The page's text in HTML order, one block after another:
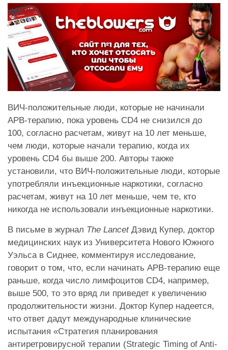
ВИЧ-положительные люди, которые не начинали
АРВ-терапию, пока уровень CD4 не снизился до
100, согласно расчетам, живут на 10 лет меньше,
чем люди, которые начали терапию, когда их
уровень CD4 бы выше 200. Авторы также
установили, что ВИЧ-положительные люди, которые
употребляли инъекционные наркотики, согласно
расчетам, живут на 10 лет меньше, чем те, кто
никогда не использовали инъекционные наркотики.
В письме в журнал The LancetДэвид Купер, доктор
медицинских наук из Университета Нового Южного
Уэльса в Сиднее, комментируя исследование,
говорит о том, что, если начинать АРВ-терапию еще
раньше, когда число лимфоцитов CD4, например,
выше 500, то это вряд ли приведет к увеличению
продолжительности жизни. Доктор Купер надеется,
что ответ дадут международные клинические
испытания «Стратегия планирования
антиретровирусной терапии (Strategic Timing of Anti-